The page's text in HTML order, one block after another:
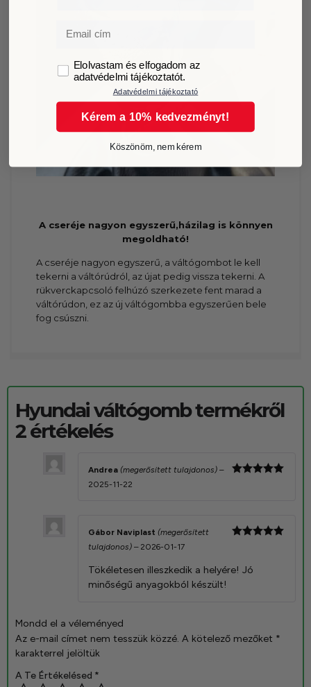
A cseréje nagyon egyszerű,házilag is könnyen
megoldható!
A cseréje nagyon egyszerű, a váltógombot le kell
tekerni a váltórúdról, az újat pedig vissza tekerni. A
rükverckapcsoló felhúzó szerkezete fent marad a
váltórúdon, ez az új váltógombba egyszerűen bele
fog csúszni.
Hyundai váltógombtermékről
2 értékelés
Andrea (megerősített tulajdonos) –
2025-11-22
Gábor Naviplast (megerősített
tulajdonos) – 2026-01-17
Tökéletesen illeszkedik a helyére! Jó
minőségű anyagokból készült!
Mondd el a véleményed
Az e-mail címet nem tesszük közzé. A kötelező mezőket *
karakterrel jelöltük
A Te Értékelésed *
Email
GDPRElolvastam és elfogadom az
adatvédelmi tájékoztatót.
Adatvédelmi tájékoztató
Kérem a 10% kedvezményt!
Köszönöm, nem kérem